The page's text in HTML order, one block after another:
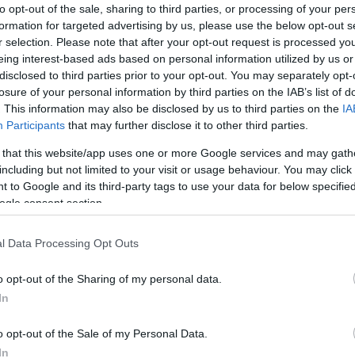
opt-out of the sale, sharing to third parties, or processing of your
for targeted advertising by us, please use the below opt-out
selection. Please note that after your opt-out request is processed
interest-based ads based on personal information utilized by us
to third parties prior to your opt-out. You may separately
of your personal information by third parties on the IAB’s list of
This information may also be disclosed by us to third parties on the
Participants that may further disclose it to other third parties.
that this website/app uses one or more Google services and may
but not limited to your visit or usage behaviour. You may
to Google and its third-party tags to use your data for below
consent section.
Data Processing Opt Outs
opt-out of the Sharing of my personal data.
opt-out of the Sale of my Personal Data.
πολλά πρόσωπα μέχρι στιγμής. Στην αρχή
unplugged της μουσικής, μετά πήγαμε σε εκείνα
στη συνέχεια ο Αντώνης Κανάκης.
έχει ολοκληρωθεί και δεν έχουμε στα χέρια
μην βγάλουμε το Βινύλιο φέτος, τουλάχιστον